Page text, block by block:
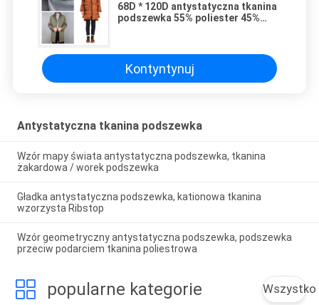
68D * 120D antystatyczna tkanina
podszewka 55% poliester 45%
Kontyntynuj
Antystatyczna tkanina podszewka
Wzór mapy świata antystatyczna podszewka, tkanina
żakardowa / worek podszewka
Gładka antystatyczna podszewka, kationowa tkanina
wzorzysta Ribstop
Wzór geometryczny antystatyczna podszewka, podszewka
przeciw podarciem tkanina poliestrowa
popularne kategorie Wszystko